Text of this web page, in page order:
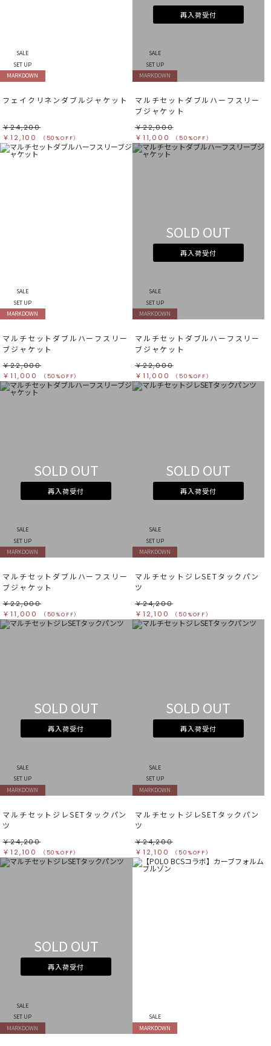
SALE
SET UP
MARKDOWN
フェイクリネンダブルジャケット
￥24,200
￥12,100
（50%OFF）
再入荷受付
SALE
SET UP
MARKDOWN
マルチセットダブルハーフスリー
ブジャケット
￥22,000
￥11,000
（50%OFF）
SALE
SET UP
MARKDOWN
マルチセットダブルハーフスリー
ブジャケット
￥22,000
￥11,000
（50%OFF）
SOLD OUT
再入荷受付
SALE
SET UP
MARKDOWN
マルチセットダブルハーフスリー
ブジャケット
￥22,000
￥11,000
（50%OFF）
SOLD OUT
再入荷受付
SALE
SET UP
MARKDOWN
マルチセットダブルハーフスリー
ブジャケット
￥22,000
￥11,000
（50%OFF）
SOLD OUT
再入荷受付
SALE
SET UP
MARKDOWN
マルチセットジレSETタックパン
ツ
￥24,200
￥12,100
（50%OFF）
SOLD OUT
再入荷受付
SALE
SET UP
MARKDOWN
マルチセットジレSETタックパン
ツ
￥24,200
￥12,100
（50%OFF）
SOLD OUT
再入荷受付
SALE
SET UP
MARKDOWN
マルチセットジレSETタックパン
ツ
￥24,200
￥12,100
（50%OFF）
SOLD OUT
再入荷受付
SALE
SET UP
MARKDOWN
SALE
MARKDOWN